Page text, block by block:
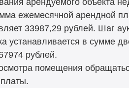
арендуемого объекта
ежемесячной арендной
33987,29 рублей. Шаг
устанавливается в сумме
рублей.
помещения